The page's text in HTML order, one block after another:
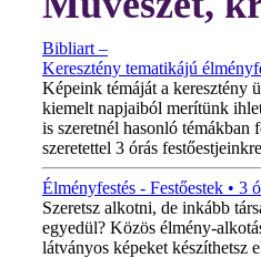
Bibliart –
Keresztény tematikájú
Képeink témáját a keresztény
kiemelt napjaiból merítünk
is szeretnél hasonló témákban
szeretettel 3 órás
Élményfestés - Festőestek • 3
Szeretsz alkotni, de inkább
egyedül? Közös élmény-
látványos képeket készíthetsz